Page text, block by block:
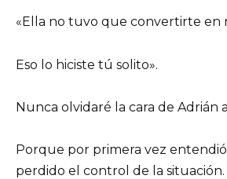
«Ella no tuvo que convertirte en
Eso lo hiciste tú solito».
Nunca olvidaré la cara de Adrián
Porque por primera vez
perdido el control de la situación.